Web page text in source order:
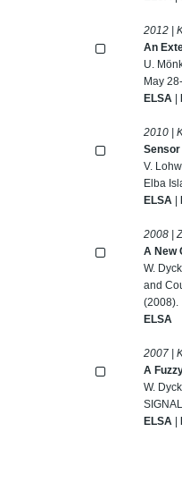
2012 |
An
U.
May
ELSA |
2010 |
V.
Elba
ELSA |
2008 |
A New
W.
and
(2008).
ELSA
2007 |
A
W.
ELSA |